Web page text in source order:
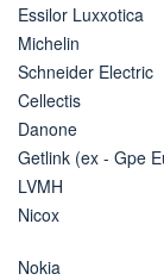
Essilor Luxxotica
Michelin
Schneider Electric
Cellectis
Danone
Getlink (ex - Gpe
LVMH
Nicox
Nokia